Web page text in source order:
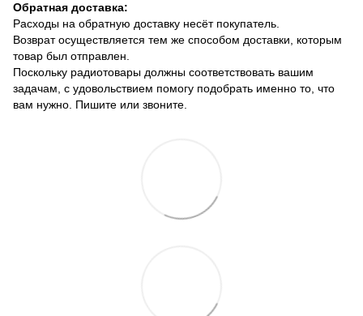
Обратная доставка:
Расходы на обратную доставку несёт покупатель.
Возврат осуществляется тем же способом доставки, которым
товар был отправлен.
Поскольку радиотовары должны соответствовать вашим
задачам, с удовольствием помогу подобрать именно то, что
вам нужно. Пишите или звоните.